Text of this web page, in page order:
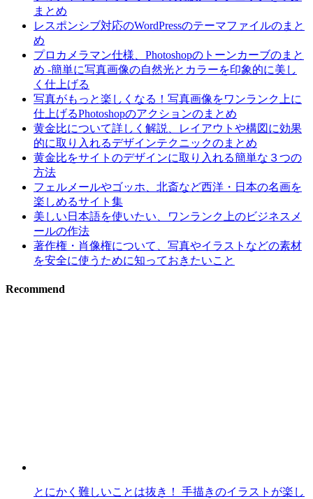
まとめ
レスポンシブ対応のWordPressのテーマファイルのまと
め
プロカメラマン仕様、Photoshopのトーンカーブのまと
め -簡単に写真画像の自然光とカラーを印象的に美し
く仕上げる
写真がもっと楽しくなる！写真画像をワンランク上に
仕上げるPhotoshopのアクションのまとめ
黄金比について詳しく解説、レイアウトや構図に効果
的に取り入れるデザインテクニックのまとめ
黄金比をサイトのデザインに取り入れる簡単な３つの
方法
フェルメールやゴッホ、北斎など西洋・日本の名画を
楽しめるサイト集
美しい日本語を使いたい、ワンランク上のビジネスメ
ールの作法
著作権・肖像権について、写真やイラストなどの素材
を安全に使うために知っておきたいこと
Recommend
とにかく難しいことは抜き！ 手描きのイラストが楽し